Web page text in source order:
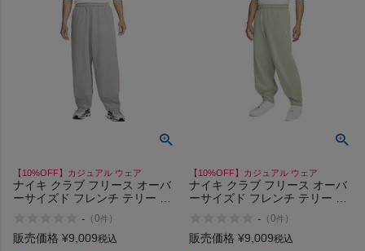
【10%OFF】カジュアル ウェア
ナイキ クラブ フリース オーバ
ーサイズド フレンチ テリー パ
- （0件 ）
販売価格 ¥9,009税込
【10%OFF】カジュアル ウェア
ナイキ クラブ フリース オーバ
ーサイズド フレンチ テリー パ
- （0件 ）
販売価格 ¥9,009税込